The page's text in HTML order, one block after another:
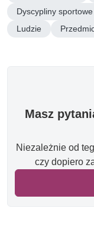
Dyscypliny sportowe
Ludzie
Masz
Niezależnie od
czy dopiero